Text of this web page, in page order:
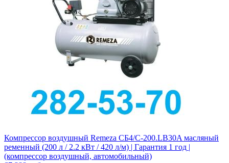
Компрессор воздушный Remeza СБ4/С-200.LB30A масляный
ременный (200 л / 2.2 кВт / 420 л/м) | Гарантия 1 год |
(компрессор воздушный, автомобильный)